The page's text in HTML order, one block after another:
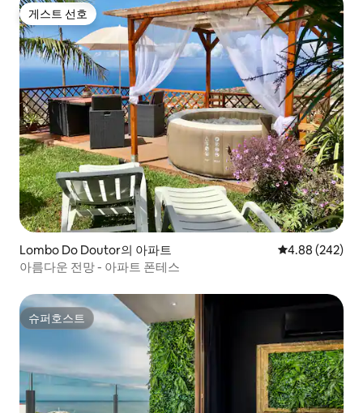
게스트 선호
게스트 선호
Lombo Do Doutor의 아파트 평점 4.88점(5
4.88 (242)
아름다운 전망 - 아파트 폰테스
슈퍼호스트
슈퍼호스트